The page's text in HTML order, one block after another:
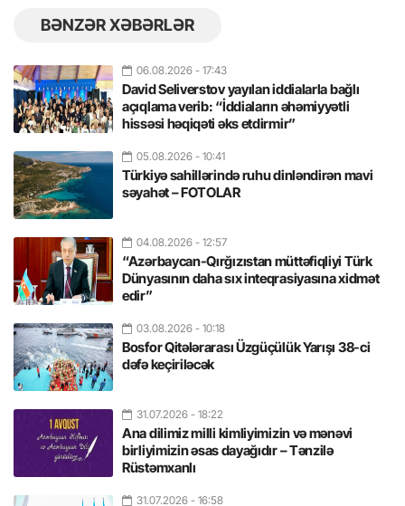
BƏNZƏR XƏBƏRLƏR
06.08.2026 - 17:43
David Seliverstov yayılan iddialarla bağlı
açıqlama verib: “İddiaların əhəmiyyətli
hissəsi həqiqəti əks etdirmir”
05.08.2026 - 10:41
Türkiyə sahillərində ruhu dinləndirən mavi
səyahət – FOTOLAR
04.08.2026 - 12:57
“Azərbaycan-Qırğızıstan müttəfiqliyi Türk
Dünyasının daha sıx inteqrasiyasına xidmət
edir”
03.08.2026 - 10:18
Bosfor Qitələrarası Üzgüçülük Yarışı 38-ci
dəfə keçiriləcək
31.07.2026 - 18:22
Ana dilimiz milli kimliyimizin və mənəvi
birliyimizin əsas dayağıdır – Tənzilə
Rüstəmxanlı
31.07.2026 - 16:58